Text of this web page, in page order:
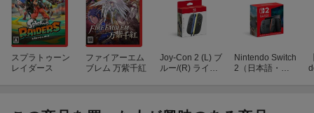
スプラトゥーン
レイダース
ファイアーエム
ブレム 万紫千紅
Joy-Con 2 (L) ブ
ルー/(R) ライト
Nintendo Switch
2（日本語・国